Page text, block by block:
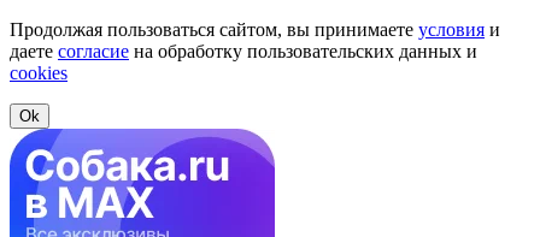
Продолжая пользоваться сайтом, вы принимаете условия и
даете согласие на обработку пользовательских данных и
cookies
Ok